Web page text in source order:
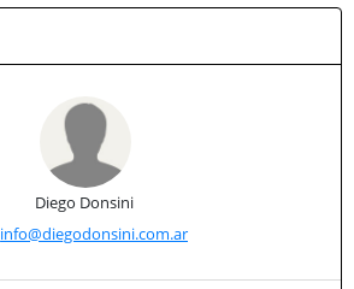
Diego Donsini
info@diegodonsini.com.ar